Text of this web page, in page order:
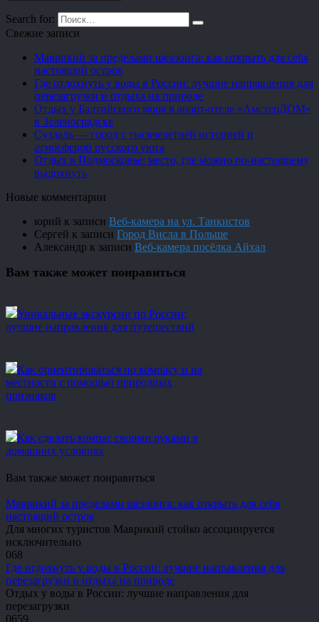
Search for:
Свежие записи
Маврикий за пределами шезлонга: как открыть для себя
настоящий остров
Где отдохнуть у воды в России: лучшие направления для
перезагрузки и отдыха на природе
Отдых у Балтийского моря в апарт-отеле «АмстерДОМ»
в Зеленоградске
Суздаль — город с тысячелетней историей и
атмосферой русского уюта
Отдых в Подмосковье: место, где можно по-настоящему
выдохнуть
Новые комментарии
юрий к записи Веб-камера на ул. Танкистов
Сергей к записи Город Висла в Польше
Александр к записи Веб-камера посёлка Айхал
Вам также может понравиться
Уникальные экскурсии по России:
лучшие направления для путешествий
Как ориентироваться по компасу и на
местности с помощью природных
признаков
Как сделать компас своими руками в
домашних условиях
Вам также может понравиться
Маврикий за пределами шезлонга: как открыть для себя
настоящий остров
Для многих туристов Маврикий стойко ассоциируется
исключительно
068
Где отдохнуть у воды в России: лучшие направления для
перезагрузки и отдыха на природе
Отдых у воды в России: лучшие направления для
перезагрузки
0659